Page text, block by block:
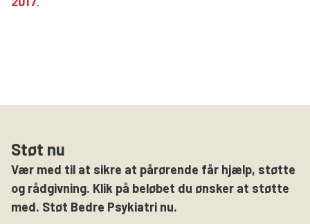
Støt nu
Vær med til at sikre at pårørende får hjælp, støtte
og rådgivning. Klik på beløbet du ønsker at støtte
med. Støt Bedre Psykiatri nu.